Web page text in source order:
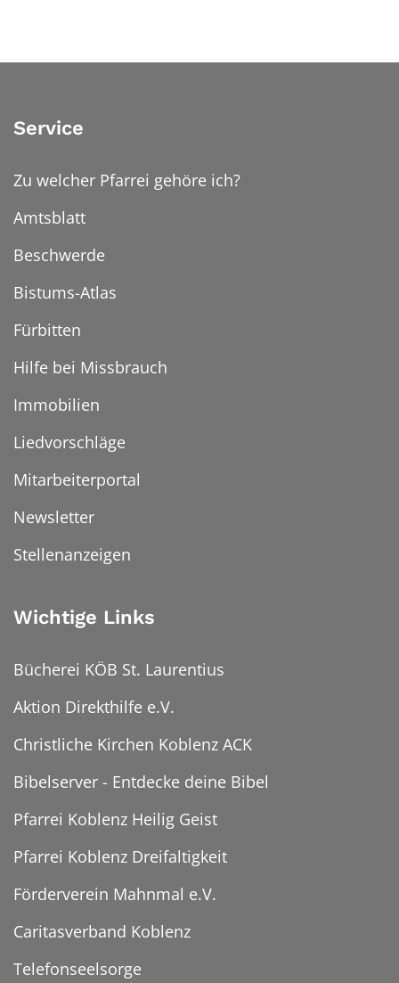
Service
Zu welcher Pfarrei gehöre ich?
Amtsblatt
Beschwerde
Bistums-Atlas
Fürbitten
Hilfe bei Missbrauch
Immobilien
Liedvorschläge
Mitarbeiterportal
Newsletter
Stellenanzeigen
Wichtige Links
Bücherei KÖB St. Laurentius
Aktion Direkthilfe e.V.
Christliche Kirchen Koblenz ACK
Bibelserver - Entdecke deine Bibel
Pfarrei Koblenz Heilig Geist
Pfarrei Koblenz Dreifaltigkeit
Förderverein Mahnmal e.V.
Caritasverband Koblenz
Telefonseelsorge